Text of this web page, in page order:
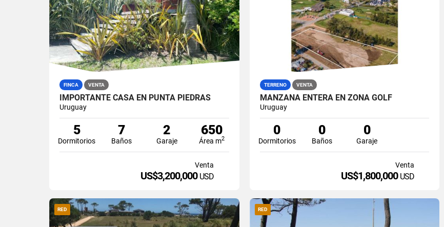
FINCA VENTA
IMPORTANTE CASA EN PUNTA PIEDRAS
Uruguay
5
Dormitorios
7
Baños
2
Garaje
650
Área m2
Venta
US$3,200,000 USD
TERRENO VENTA
MANZANA ENTERA EN ZONA GOLF
Uruguay
0
Dormitorios
0
Baños
0
Garaje
Venta
US$1,800,000 USD
RED RED